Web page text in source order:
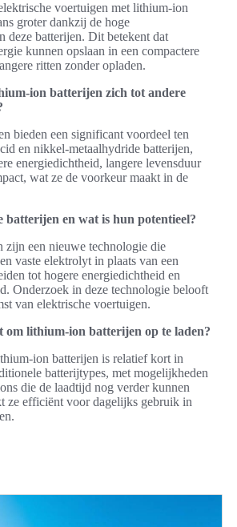
voertuigen met lithium-ion
groter dankzij de hoge
deze batterijen. Dit betekent dat
kunnen opslaan in een compactere
ritten zonder opladen.
ion batterijen zich tot andere
bieden een significant voordeel ten
en nikkel-metaalhydride batterijen,
energiedichtheid, langere levensduur
wat ze de voorkeur maakt in de
batterijen en wat is hun potentieel?
zijn een nieuwe technologie die
vaste elektrolyt in plaats van een
tot hogere energiedichtheid en
Onderzoek in deze technologie belooft
van elektrische voertuigen.
om lithium-ion batterijen op te laden?
ion batterijen is relatief kort in
batterijtypes, met mogelijkheden
die de laadtijd nog verder kunnen
ze efficiënt voor dagelijks gebruik in